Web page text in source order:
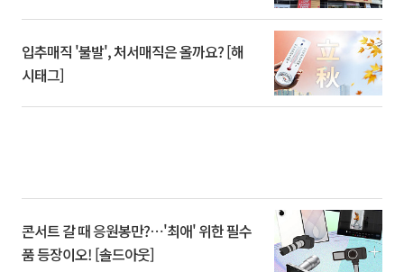
입추매직 '불발', 처서매직은 올까요? [해
시태그]
콘서트 갈 때 응원봉만?⋯'최애' 위한 필수
품 등장이오! [솔드아웃]